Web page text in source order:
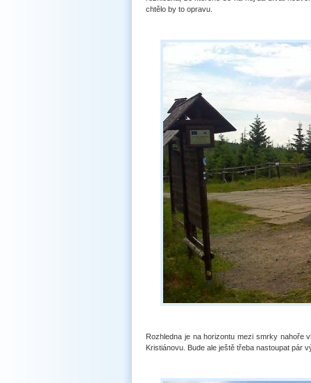
chtělo by to opravu.
Rozhledna je na horizontu mezi smrky nahoře
Kristiánovu. Bude ale ještě třeba nastoupat pár